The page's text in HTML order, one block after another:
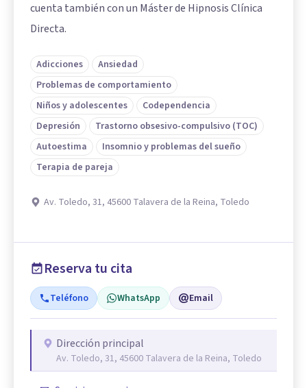
cuenta también con un Máster de Hipnosis Clínica
Directa.
Adicciones
Ansiedad
Problemas de comportamiento
Niños y adolescentes
Codependencia
Depresión
Trastorno obsesivo-compulsivo (TOC)
Autoestima
Insomnio y problemas del sueño
Terapia de pareja
Av. Toledo, 31, 45600 Talavera de la Reina, Toledo
Reserva tu cita
Teléfono WhatsApp Email
Dirección principal
Av. Toledo, 31, 45600 Talavera de la Reina, Toledo